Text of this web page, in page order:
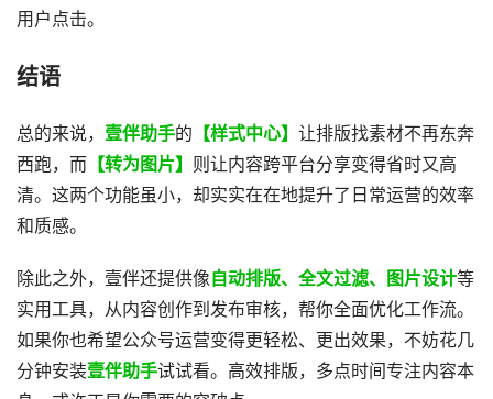
用户点击。
结语​
总的来说， 壹伴助手的 【样式中心】 让排版找素材不再东奔
西跑，而 【转为图片】 则让内容跨平台分享变得省时又高
清。这两个功能虽小，却实实在在地提升了日常运营的效率
和质感。
除此之外，壹伴还提供像​自动排版、全文过滤​​、​​图片设计​​等
实用工具，从内容创作到发布审核，帮你全面优化工作流。
如果你也希望公众号运营变得更轻松、更出效果，不妨花几
分钟安装​壹伴助手​试试看。高效排版，多点时间专注内容本